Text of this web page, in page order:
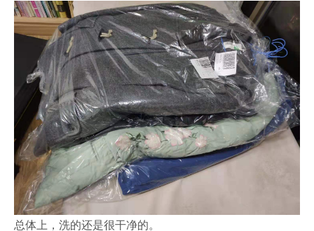
总体上，洗的还是很干净的。